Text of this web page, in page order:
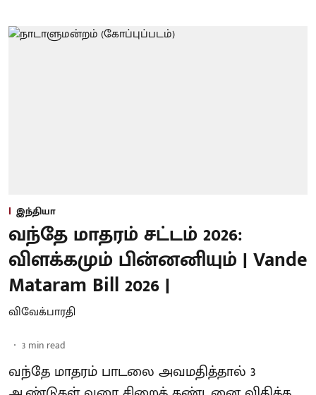
இந்தியா
வந்தே மாதரம் சட்டம் 2026:
விளக்கமும் பின்னனியும் | Vande
Mataram Bill 2026 |
விவேக்பாரதி
3 min read
வந்தே மாதரம் பாடலை அவமதித்தால் 3